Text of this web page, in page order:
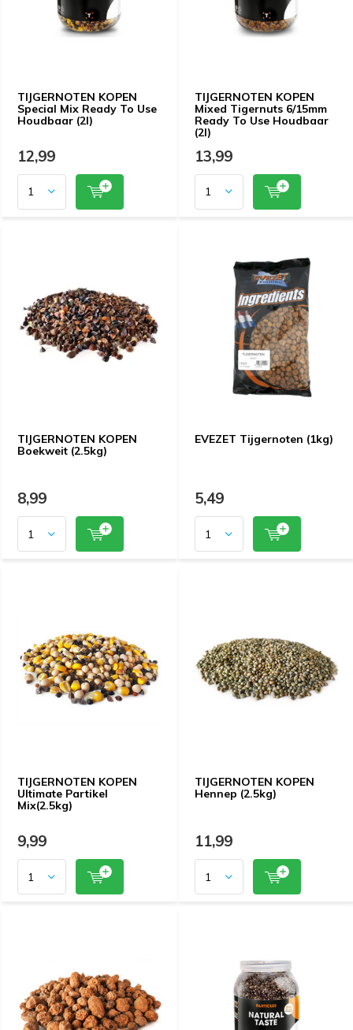
TIJGERNOTEN KOPEN
Special Mix Ready To Use
Houdbaar (2l)
12,99
TIJGERNOTEN KOPEN
Mixed Tigernuts 6/15mm
Ready To Use Houdbaar
(2l)
13,99
TIJGERNOTEN KOPEN
Boekweit (2.5kg)
8,99
EVEZET Tijgernoten (1kg)
5,49
TIJGERNOTEN KOPEN
Ultimate Partikel
Mix(2.5kg)
9,99
TIJGERNOTEN KOPEN
Hennep (2.5kg)
11,99